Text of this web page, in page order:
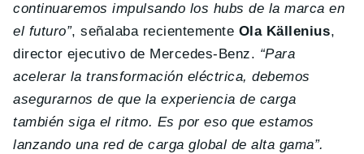
continuaremos impulsando los hubs de la marca en
el futuro”, señalaba recientemente Ola Källenius,
director ejecutivo de Mercedes-Benz. “Para
acelerar la transformación eléctrica, debemos
asegurarnos de que la experiencia de carga
también siga el ritmo. Es por eso que estamos
lanzando una red de carga global de alta gama”.